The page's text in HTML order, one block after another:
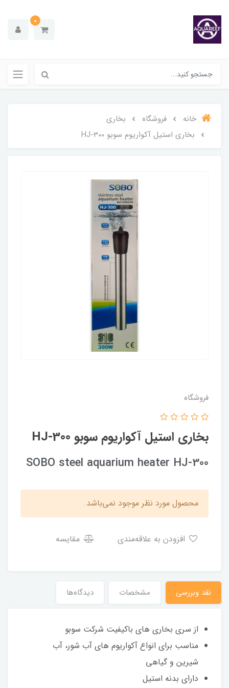
0
خانه فروشگاه
بخاری
بخاری استیل آکواریوم سوبو HJ-300
فروشگاه
بخاری استیل آکواریوم سوبو HJ-300
SOBO steel aquarium heater HJ-300
محصول مورد نظر موجود نمی‌باشد.
مقایسه
نقد وبررسی مشخصات دیدگاه‌ها
از سری بخاری های باکیفیت شرکت سوبو
مناسب برای انواع آکواریوم های آب شور، آب
شیرین و گیاهی
دارای بدنه استیل